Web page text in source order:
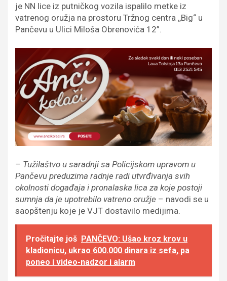
je NN lice iz putničkog vozila ispalilo metke iz
vatrenog oružja na prostoru Tržnog centra ,,Big“ u
Pančevu u Ulici Miloša Obrenovića 12”.
– Tužilaštvo u saradnji sa Policijskom upravom u
Pančevu preduzima radnje radi utvrđivanja svih
okolnosti događaja i pronalaska lica za koje postoji
sumnja da je upotrebilo vatreno oružje – navodi se u
saopštenju koje je VJT dostavilo medijima.
Pročitajte još PANČEVO: Ušao kroz krov u
kladionicu, ukrao 600.000 dinara iz sefa, pa
poneo i video-nadzor i alarm